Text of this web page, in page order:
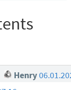
Henry